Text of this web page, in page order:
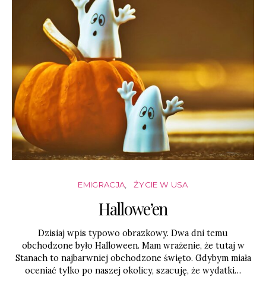
EMIGRACJA ŻYCIE W USA
Hallowe’en
Dzisiaj wpis typowo obrazkowy. Dwa dni temu
obchodzone było Halloween. Mam wrażenie, że tutaj w
Stanach to najbarwniej obchodzone święto. Gdybym miała
oceniać tylko po naszej okolicy, szacuję, że wydatki…